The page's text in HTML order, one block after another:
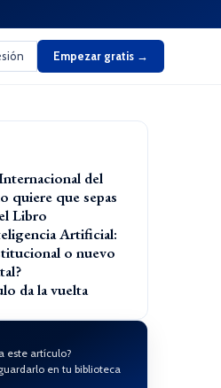
Empezar gratis →
del
quiere que sepas
Libro
Artificial:
o nuevo
da la vuelta
este artículo?
en tu biblioteca